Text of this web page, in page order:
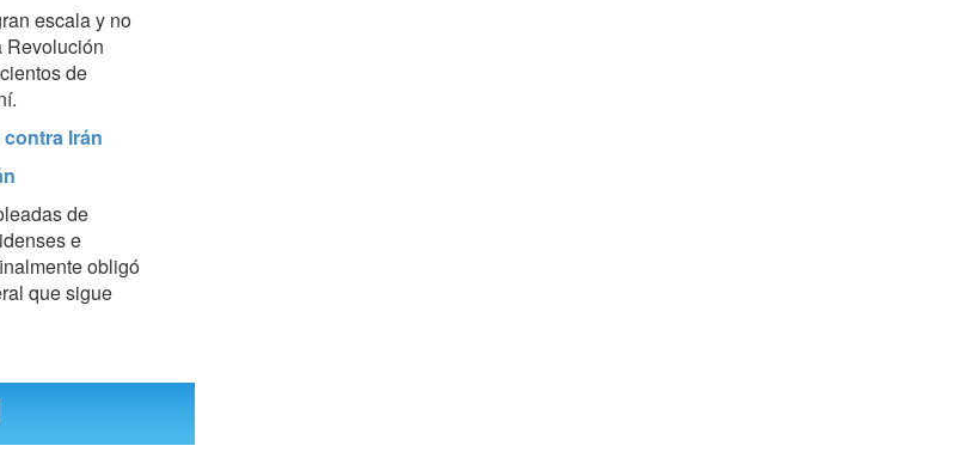
escala y no
Revolución
de
Irán
de
e
obligó
que sigue